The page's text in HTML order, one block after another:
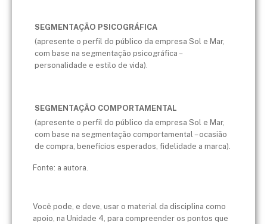
SEGMENTAÇÃO PSICOGRÁFICA
(apresente o perfil do público da empresa Sol e Mar,
com base na segmentação psicográfica –
personalidade e estilo de vida).
SEGMENTAÇÃO COMPORTAMENTAL
(apresente o perfil do público da empresa Sol e Mar,
com base na segmentação comportamental – ocasião
de compra, benefícios esperados, fidelidade a marca).
Fonte: a autora.
Você pode, e deve, usar o material da disciplina como
apoio, na Unidade 4, para compreender os pontos que